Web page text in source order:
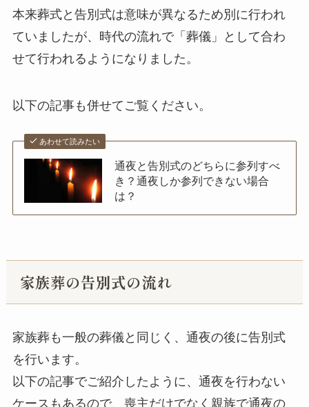
本来葬式と告別式は意味が異なるため別に行われ
ていましたが、時代の流れで「葬儀」として合わ
せて行われるようになりました。
以下の記事も併せてご覧ください。
あわせて読みたい
通夜と告別式のどちらに参列すべ
き？通夜しか参列できない場合
は？
家族葬の告別式の流れ
家族葬も一般の葬儀と同じく、通夜の後に告別式
を行います。
以下の記事でご紹介したように、通夜を行わない
ケースもあるので、喪主だけでなく親族で通夜の